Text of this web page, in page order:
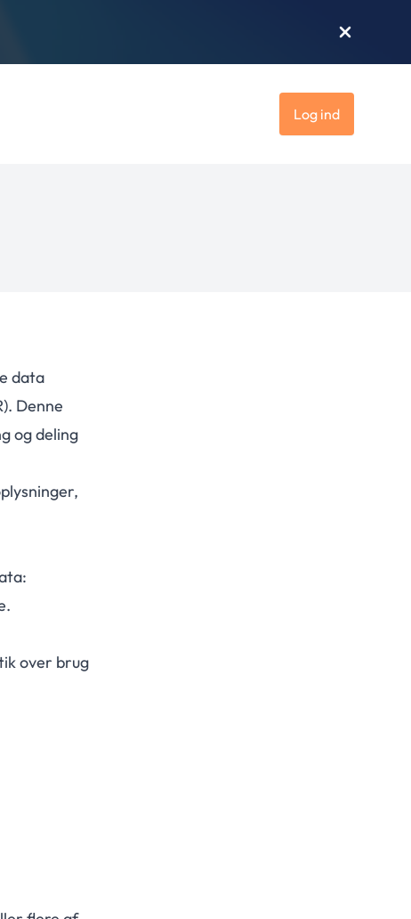
Log ind
data
Denne
og deling
over brug